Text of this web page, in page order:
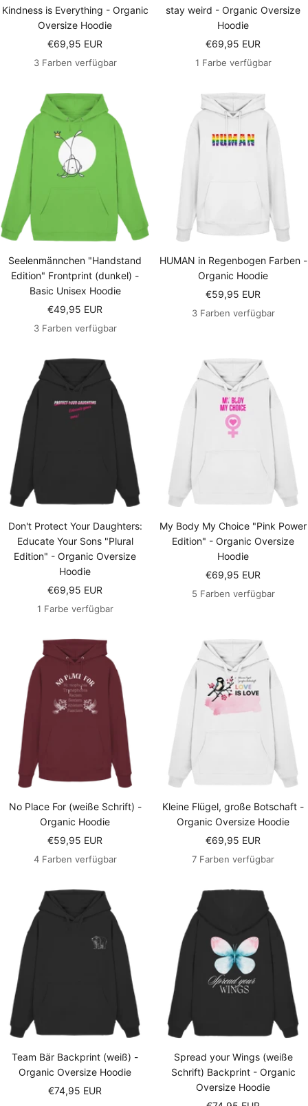
Kindness is Everything - Organic
Oversize Hoodie
Angebotspreis
€69,95 EUR
3 Farben verfügbar
stay weird - Organic Oversize
Hoodie
Angebotspreis
€69,95 EUR
1 Farbe verfügbar
Seelenmännchen "Handstand
Edition" Frontprint (dunkel) -
Basic Unisex Hoodie
Angebotspreis
€49,95 EUR
3 Farben verfügbar
HUMAN in Regenbogen Farben -
Organic Hoodie
Angebotspreis
€59,95 EUR
3 Farben verfügbar
Don't Protect Your Daughters:
Educate Your Sons "Plural
Edition" - Organic Oversize
Hoodie
Angebotspreis
€69,95 EUR
1 Farbe verfügbar
My Body My Choice "Pink Power
Edition" - Organic Oversize
Hoodie
Angebotspreis
€69,95 EUR
5 Farben verfügbar
No Place For (weiße Schrift) -
Organic Hoodie
Angebotspreis
€59,95 EUR
4 Farben verfügbar
Kleine Flügel, große Botschaft -
Organic Oversize Hoodie
Angebotspreis
€69,95 EUR
7 Farben verfügbar
Team Bär Backprint (weiß) -
Organic Oversize Hoodie
Angebotspreis
€74,95 EUR
Spread your Wings (weiße
Schrift) Backprint - Organic
Oversize Hoodie